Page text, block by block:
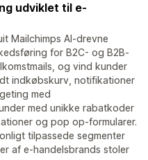
udviklet til e-
Mailchimps AI-drevne
for B2C- og B2B-
og vind kunder
indkøbskurv, notifikationer
med
med unikke rabatkoder
og pop op-formularer.
tilpassede segmenter
af e-handelsbrands stoler